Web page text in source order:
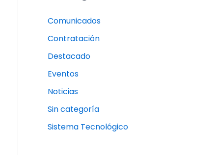
Comunicados
Contratación
Destacado
Eventos
Noticias
Sin categoría
Sistema Tecnológico